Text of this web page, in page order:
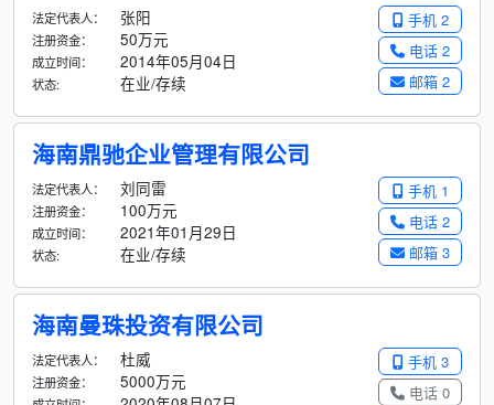
手机 2
电话 2
邮箱 2
法定代表人： 张阳
注册资金： 50万元
成立时间： 2014年05月04日
状态: 在业/存续
海南鼎驰企业管理有限公司
手机 1
电话 2
邮箱 3
法定代表人： 刘同雷
注册资金： 100万元
成立时间： 2021年01月29日
状态: 在业/存续
海南曼珠投资有限公司
手机 3
电话 0
法定代表人： 杜威
注册资金： 5000万元